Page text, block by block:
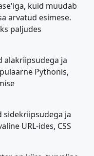
kuid muudab
arvatud esimese.
paljudes
alakriipsudega ja
Pythonis,
sidekriipsudega ja
URL-ides, CSS